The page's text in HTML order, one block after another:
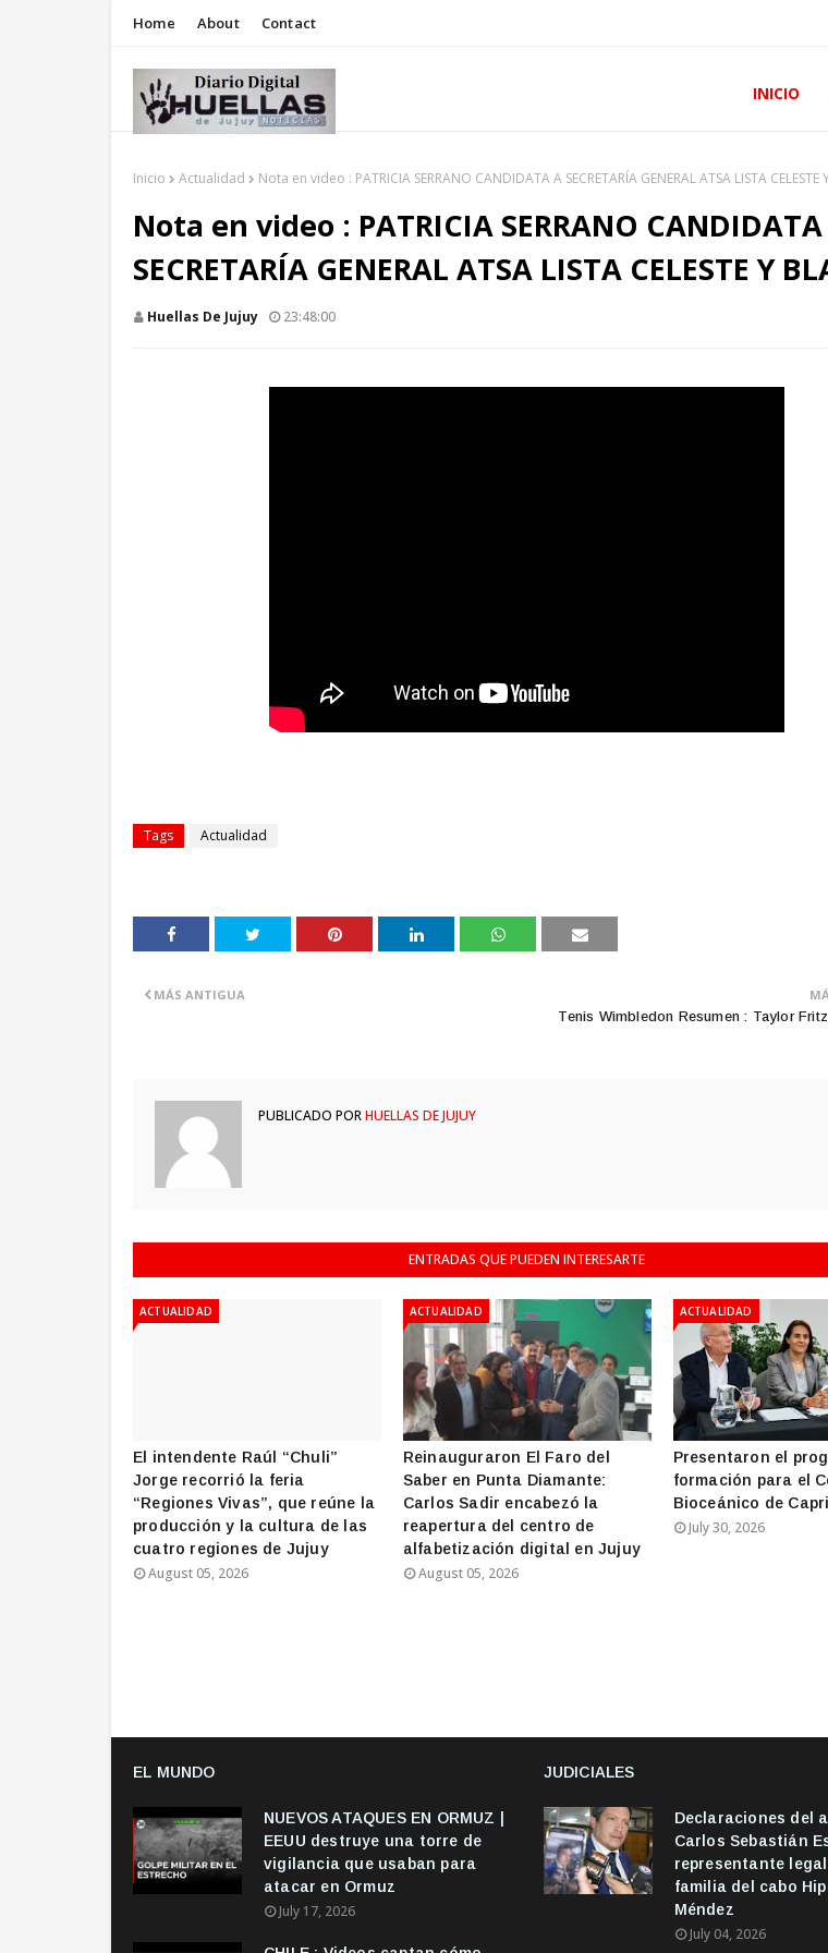
Home About Contact
INICIO
Inicio Actualidad Nota en video : PATRICIA SERRANO CANDIDATA A SECRETARÍA GENERAL ATSA LISTA CELESTE
Nota en video : PATRICIA SERRANO
SECRETARÍA GENERAL ATSA LISTA CELESTE Y
Huellas De Jujuy 23:48:00
Tags Actualidad
Tenis Wimbledon Resumen : Taylor
MÁS ANTIGUA
PUBLICADO PORHUELLAS DE JUJUY
ENTRADAS QUE PUEDEN INTERESARTE
ACTUALIDAD
El intendente Raúl “Chuli”
Jorge recorrió la feria
“Regiones Vivas”, que reúne la
producción y la cultura de las
cuatro regiones de Jujuy
August 05, 2026
ACTUALIDAD
Reinauguraron El Faro del
Saber en Punta Diamante:
Carlos Sadir encabezó la
reapertura del centro de
alfabetización digital en Jujuy
August 05, 2026
ACTUALIDAD
Presentaron el
formación para el
Bioceánico de
July 30, 2026
EL MUNDO
NUEVOS ATAQUES EN ORMUZ |
EEUU destruye una torre de
vigilancia que usaban para
atacar en Ormuz
July 17, 2026
JUDICIALES
Declaraciones del
Carlos Sebastián
representante
familia del cabo
Méndez
July 04, 2026